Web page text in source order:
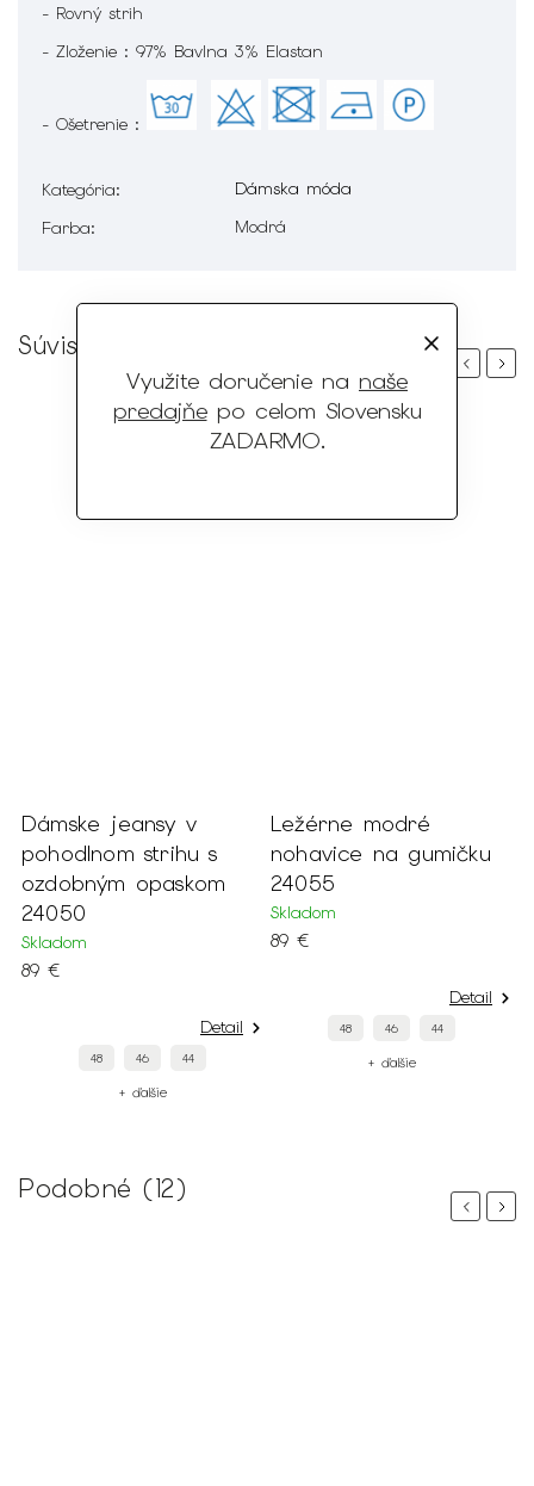
Využite doručenie na naše
predajňepo celom Slovensku
ZADARMO.
- Rovný strih
- Zloženie : 97% Bavlna 3% Elastan
- Ošetrenie :
Kategória:
Dámska móda
Farba: Modrá
Súvisiaci tovar
Previous
Dámske jeansy v
pohodlnom strihu s
ozdobným opaskom
24050
Skladom
89 €
Detail
48 46 44
+ ďalšie
Ležérne modré
nohavice na gumičku
24055
Skladom
89 €
Detail
48 46 44
+ ďalšie
Next
Podobné (12)
PreviousNext